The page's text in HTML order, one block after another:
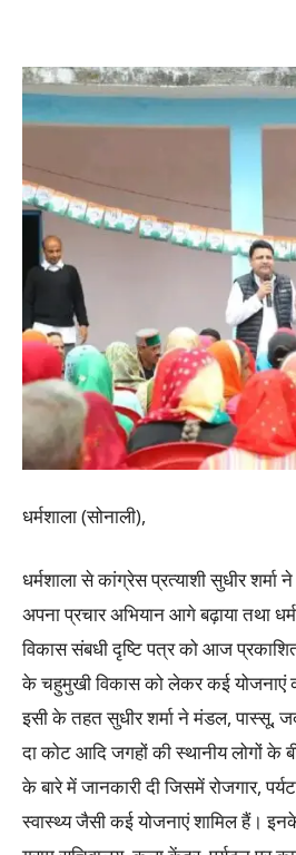
धर्मशाला (सोनाली),
धर्मशाला से कांग्रेस प्रत्याशी सुधीर
अपना प्रचार अभियान आगे बढ़ाया तथा
विकास संबधी दृष्टि पत्र को आज
के चहुमुखी विकास को लेकर कई योजनाएं
इसी के तहत सुधीर शर्मा ने मंडल, पास्सू,
दा कोट आदि जगहों की स्थानीय लोगों के
के बारे में जानकारी दी जिसमें रोजगार,
स्वास्थ्य जैसी कई योजनाएं शामिल हैं।